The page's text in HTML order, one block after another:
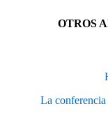
OTROS
La conferencia